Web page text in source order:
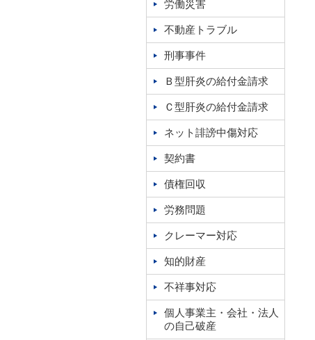
労働災害
不動産トラブル
刑事事件
Ｂ型肝炎の給付金請求
Ｃ型肝炎の給付金請求
ネット誹謗中傷対応
契約書
債権回収
労務問題
クレーマー対応
知的財産
不祥事対応
個人事業主・会社・法人
の自己破産